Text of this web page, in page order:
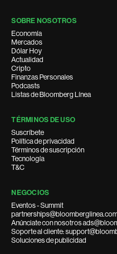
SOBRE NOSOTROS
Economía
Mercados
Dólar Hoy
Actualidad
Cripto
Finanzas Personales
Podcasts
Listas de Bloomberg Línea
TÉRMINOS DE USO
Suscríbete
Política de privacidad
Términos de suscripción
Tecnología
T&C
NEGOCIOS
Eventos - Summit
Anúnciate con nosotros
Soporte al cliente:
Soluciones de publicidad